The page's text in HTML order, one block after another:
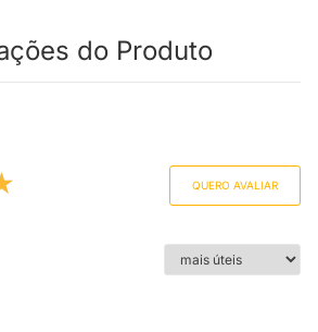
do Produto
QUERO AVALIAR